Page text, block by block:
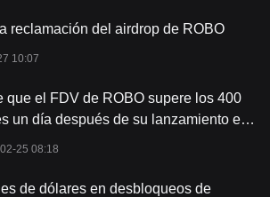
reclamación del airdrop de ROBO
10:07
que el FDV de ROBO supere los 400
un día después de su lanzamiento en
del 23%.
25 08:18
de dólares en desbloqueos de